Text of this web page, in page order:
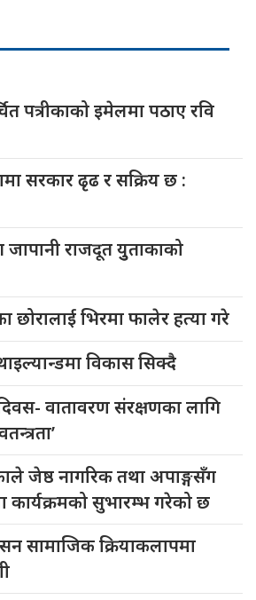
पत्रीकाको इमेलमा पठाए रवि
सरकार ढृढ र सक्रिय छ :
राजदूत युुताकाको
छोरालाई भिरमा फालेर हत्या गरे
विकास सिक्दै
दिवस- वातावरण संरक्षणका लागि
जेष्ठ नागरिक तथा अपाङ्गसँग
कार्यक्रमको सुभारम्भ गरेको छ
सामाजिक क्रियाकलापमा